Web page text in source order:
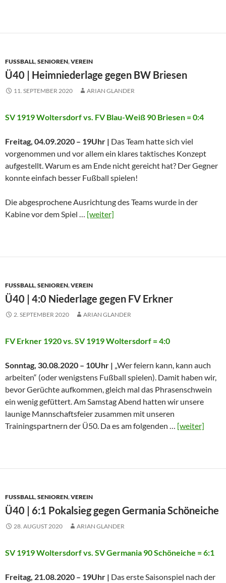
FUSSBALL ,SENIOREN,VEREIN
Ü40 | Heimniederlage gegen BW Briesen
11. SEPTEMBER 2020 ARIAN GLANDER
SV 1919 Woltersdorf vs. FV Blau-Weiß 90 Briesen = 0:4
Freitag, 04.09.2020 – 19Uhr | Das Team hatte sich viel
vorgenommen und vor allem ein klares taktisches Konzept
aufgestellt. Warum es am Ende nicht gereicht hat? Der Gegner
konnte einfach besser Fußball spielen!
Die abgesprochene Ausrichtung des Teams wurde in der
Kabine vor dem Spiel … [weiter]
FUSSBALL ,SENIOREN,VEREIN
Ü40 | 4:0 Niederlage gegen FV Erkner
2. SEPTEMBER 2020 ARIAN GLANDER
FV Erkner 1920 vs. SV 1919 Woltersdorf = 4:0
Sonntag, 30.08.2020 – 10Uhr | „Wer feiern kann, kann auch
arbeiten“ (oder wenigstens Fußball spielen). Damit haben wir,
bevor Gerüchte aufkommen, gleich mal das Phrasenschwein
ein wenig gefüttert. Am Samstag Abend hatten wir unsere
launige Mannschaftsfeier zusammen mit unseren
Trainingspartnern der Ü50. Da es am folgenden … [weiter]
FUSSBALL ,SENIOREN,VEREIN
Ü40 | 6:1 Pokalsieg gegen Germania Schöneiche
28. AUGUST 2020 ARIAN GLANDER
SV 1919 Woltersdorf vs. SV Germania 90 Schöneiche = 6:1
Freitag, 21.08.2020 – 19Uhr | Das erste Saisonspiel nach der